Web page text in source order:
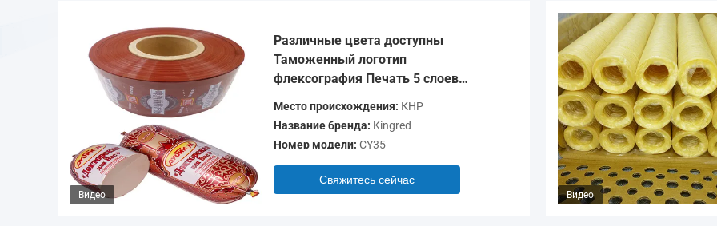
Видео
Различные цвета доступны
Таможенный логотип
флексография Печать 5 слоев
Место происхождения: КНР
Название бренда: Kingred
Номер модели: CY35
Свяжитесь сейчас
Видео